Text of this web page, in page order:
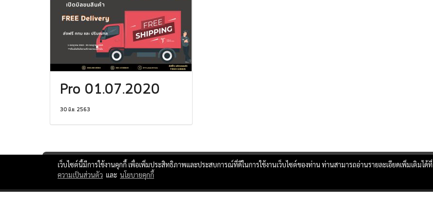
Pro 01.07.2020
30 มิ.ย. 2563
เว็บไซต์นี้มีการใช้งานคุกกี้ เพื่อเพิ่มประสิทธิภาพและประสบการณ์ที่ดีในการใช้งานเว็บไซต์ของท่าน ท่านสามารถอ่านรายละเอียดเพิ่มเติมได้ที่
ความเป็นส่วนตัว และ นโยบายคุกกี้